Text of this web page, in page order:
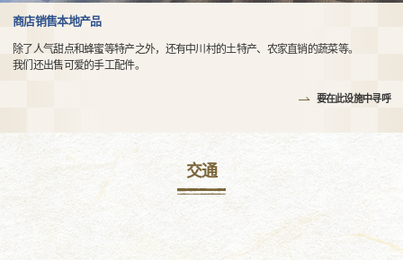
商店销售本地产品
除了人气甜点和蜂蜜等特产之外，还有中川村的土特产、农家直销的蔬菜等。
我们还出售可爱的手工配件。
要在此设施中寻呼
交通